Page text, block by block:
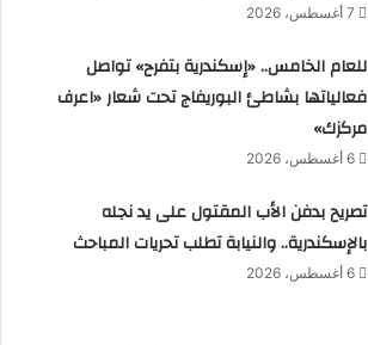
7 أغسطس، 2026
للعام الخامس.. «إسكندرية بتفرح» تواصل
فعالياتها بشاطئ البوريفاج تحت شعار «اعرف
مركزك»
6 أغسطس، 2026
تصريح بدفن الأب المقتول على يد نجله
بالإسكندرية.. والنيابة تطلب تحريات المباحث
6 أغسطس، 2026